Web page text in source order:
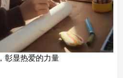
彰显热爱的力量